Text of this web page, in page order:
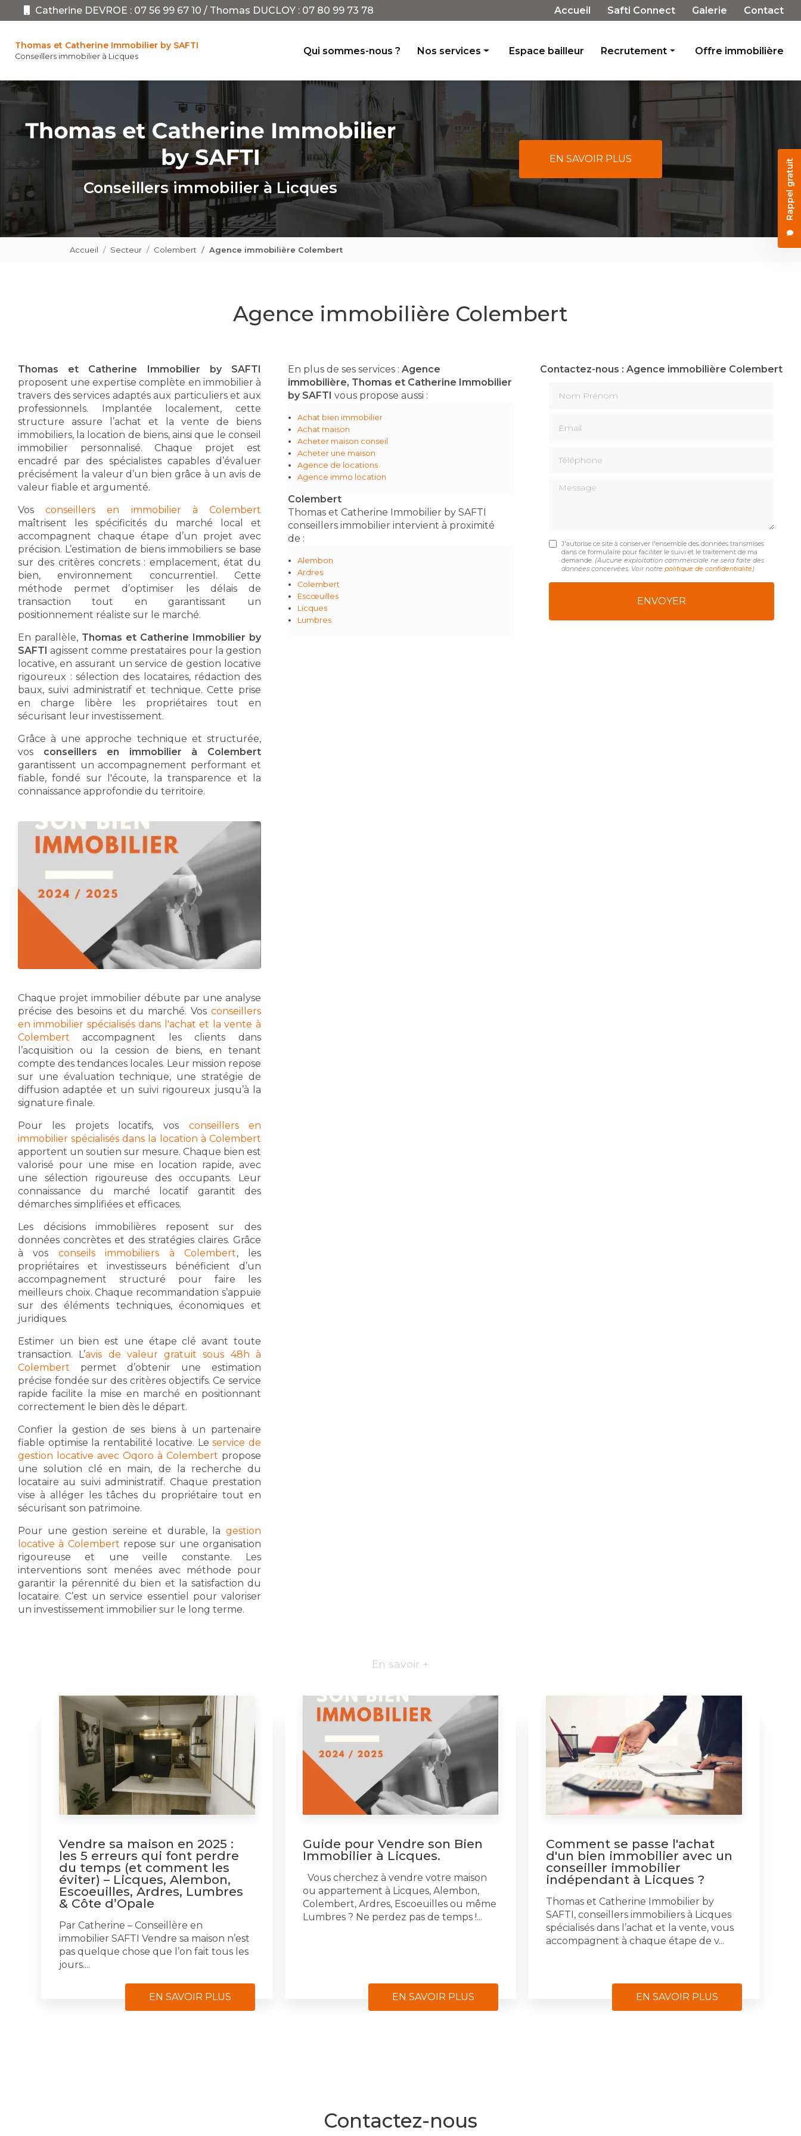
au
principal
Catherine DEVROE : 07 56 99 67 10 / Thomas DUCLOY : 07 80 99 73 78 Navigation secondaire
Accueil Safti Connect Galerie Contact
Thomas et Catherine Immobilier by SAFTI
Conseillers immobilier à Licques
Rappel gratuit
Qui sommes-nous ? Nos services
Conseil
Avis de valeur
Gestion locative
Espace bailleur Recrutement Offre immobilière
Conseillers immobilier à Licques
EN SAVOIR PLUS
Accueil Secteur Colembert Agence immobilière Colembert
Agence immobilière Colembert
Thomas et Catherine Immobilier by SAFTI
proposent une expertise complète en immobilier à
travers des services adaptés aux particuliers et aux
professionnels. Implantée localement, cette
structure assure l’achat et la vente de biens
immobiliers, la location de biens, ainsi que le conseil
immobilier personnalisé. Chaque projet est
encadré par des spécialistes capables d’évaluer
précisément la valeur d’un bien grâce à un avis de
valeur fiable et argumenté.
Vosconseillers en immobilier à Colembert
maîtrisent les spécificités du marché local et
accompagnent chaque étape d’un projet avec
précision. L’estimation de biens immobiliers se base
sur des critères concrets : emplacement, état du
bien, environnement concurrentiel. Cette
méthode permet d’optimiser les délais de
transaction tout en garantissant un
positionnement réaliste sur le marché.
En parallèle, Thomas et Catherine Immobilier by
SAFTI agissent comme prestataires pour la gestion
locative, en assurant un service de gestion locative
rigoureux : sélection des locataires, rédaction des
baux, suivi administratif et technique. Cette prise
en charge libère les propriétaires tout en
sécurisant leur investissement.
Grâce à une approche technique et structurée,
vos conseillers en immobilier à Colembert
garantissent un accompagnement performant et
fiable, fondé sur l'écoute, la transparence et la
connaissance approfondie du territoire.
Chaque projet immobilier débute par une analyse
précise des besoins et du marché. Vos conseillers
en immobilier spécialisés dans l'achat et la vente à
Colembert accompagnent les clients dans
l’acquisition ou la cession de biens, en tenant
compte des tendances locales. Leur mission repose
sur une évaluation technique, une stratégie de
diffusion adaptée et un suivi rigoureux jusqu’à la
signature finale.
Pour les projets locatifs, vos conseillers en
immobilier spécialisés dans la location à Colembert
apportent un soutien sur mesure. Chaque bien est
valorisé pour une mise en location rapide, avec
une sélection rigoureuse des occupants. Leur
connaissance du marché locatif garantit des
démarches simplifiées et efficaces.
Les décisions immobilières reposent sur des
données concrètes et des stratégies claires. Grâce
à vos conseils immobiliers à Colembert, les
propriétaires et investisseurs bénéficient d’un
accompagnement structuré pour faire les
meilleurs choix. Chaque recommandation s’appuie
sur des éléments techniques, économiques et
juridiques.
Estimer un bien est une étape clé avant toute
transaction. L’avis de valeur gratuit sous 48h à
Colembert permet d’obtenir une estimation
précise fondée sur des critères objectifs. Ce service
rapide facilite la mise en marché en positionnant
correctement le bien dès le départ.
Confier la gestion de ses biens à un partenaire
fiable optimise la rentabilité locative. Leservice de
gestion locative avec Oqoro à Colembert propose
une solution clé en main, de la recherche du
locataire au suivi administratif. Chaque prestation
vise à alléger les tâches du propriétaire tout en
sécurisant son patrimoine.
Pour une gestion sereine et durable, la gestion
locative à Colembert repose sur une organisation
rigoureuse et une veille constante. Les
interventions sont menées avec méthode pour
garantir la pérennité du bien et la satisfaction du
locataire. C’est un service essentiel pour valoriser
un investissement immobilier sur le long terme.
En plus de ses services : Agence
immobilière, Thomas et Catherine Immobilier
by SAFTI vous propose aussi :
Achat bien immobilier
Achat maison
Acheter maison conseil
Acheter une maison
Agence de locations
Agence immo location
Colembert
Thomas et Catherine Immobilier by SAFTI
conseillers immobilier intervient à proximité
de :
Alembon
Ardres
Colembert
Escœuilles
Licques
Lumbres
Contactez-nous : Agence immobilière Colembert
Message
J'autorise ce site à conserver l'ensemble des données transmises
dans ce formulaire pour faciliter le suivi et le traitement de ma
demande. (Aucune exploitation commerciale ne sera faite des
données concervées. Voir notre politique de confidentialité)
En savoir +
Vendre sa maison en 2025 :
les 5 erreurs qui font perdre
du temps (et comment les
éviter) – Licques, Alembon,
Escoeuilles, Ardres, Lumbres
& Côte d’Opale
Par Catherine – Conseillère en
immobilier SAFTI Vendre sa maison n’est
pas quelque chose que l’on fait tous les
jours....
EN SAVOIR PLUS
Guide pour Vendre son Bien
Immobilier à Licques.
Vous cherchez à vendre votre maison
ou appartement à Licques, Alembon,
Colembert, Ardres, Escoeuilles ou même
Lumbres ? Ne perdez pas de temps !...
EN SAVOIR PLUS
Comment se passe l'achat
d'un bien immobilier avec un
conseiller immobilier
indépendant à Licques ?
Thomas et Catherine Immobilier by
SAFTI, conseillers immobiliers à Licques
spécialisés dans l’achat et la vente, vous
accompagnent à chaque étape de v...
EN SAVOIR PLUS
Contactez-nous